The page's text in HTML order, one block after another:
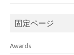
固定ページ
Awards